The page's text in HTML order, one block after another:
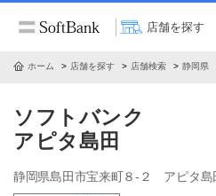
店舗を探す
ホーム 店舗を探す 店舗検索 静岡県
ソフトバンク
アピタ島田
静岡県島田市宝来町８‐２ アピタ島